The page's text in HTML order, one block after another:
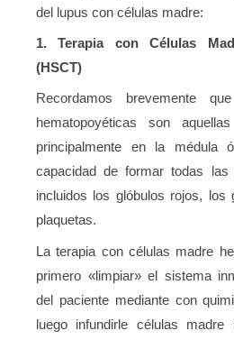
del lupus con células madre:
1. Terapia con Células
(HSCT)
Recordamos brevemente
hematopoyéticas son
principalmente en la médula
capacidad de formar todas
incluidos los glóbulos rojos, los
plaquetas.
La terapia con células madre
primero «limpiar» el sistema
del paciente mediante con
luego infundirle células madre